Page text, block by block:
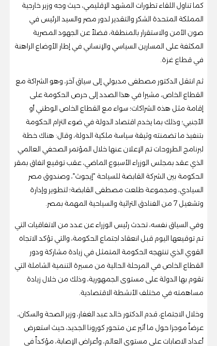
كما تناول اللقاء تطورات المشهد الإقليمي، حيث وجه وزير خارجية
المملكة المتحدة الشكر والتقدير لدور مصر والسيد الرئيس في
صون الأمن والاستقرار بالمنطقة، فضلاً عن الجهود المصرية
المكثفة على المسارين السياسي والإنساني في إطار الأوضاع الراهنة
في قطاع غزة.
ثم انتقل الدكتور مصطفى مدبولي إلى سياق آخر، وهو الشراكة مع
القطاع الخاص، مشيرا في هذا الصدد إلى حرص الحكومة على
إقامة مثل هذه الشراكات؛ سواء مع القطاع الخاص الوطني أو
الأجنبي؛ وذلك بما يخدم اقتصاد الدولة في ضوء التزام الحكومة
بتنفيذ ما تضمنته وثيقة سياسة ملكية الدولة، وقال: هناك خطة
لبرنامج الطروحات تم الإعلان عنها خلال المؤتمر الصحفي العالمي
الذي عقد بمجلس الوزراء الأسبوع الماضي، عقب توقيع اتفاق بمقر
الحكومة بين الشركة القابضة للسياحة "إيجوث"، وصندوق مصر
السيادي، ومجموعة طلعت مصطفى القابضة؛ لتطوير وإدارة
وتشغيل 7 من الفنادق التراثية والسياحية المهمة بمصر.
وفي السياق نفسه، تحدث رئيس الوزراء عن عدد من الاتفاقيات التي
تم توقيعها اليوم قبل انعقاد اجتماع الحكومة، والتي تؤكد الاتجاه
القوي الذي تنتهجه الحكومة المتمثل في زيادة مشاركة ودور
القطاع الخاص في المرحلة الحالية من مسيرة التنمية الشاملة التي
تقوم بها الدولة على مستوى الجمهورية، وذلك من خلال زيادة
مساهمته في مختلف الأنشطة الاقتصادية.
وخلال الاجتماع، قدم الدكتور خالد عبد الغفار، وزير الصحة والسكان،
عرضاً موجزا حول ما أثير عن متحور كورونا الجديد، حيث استعرض
أعداد الاصابات على مستوى العالم، وأعراض الإصابة، مؤكداً في